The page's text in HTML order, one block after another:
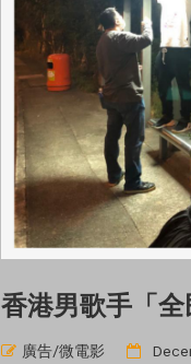
香港男歌手「
廣告/微電影